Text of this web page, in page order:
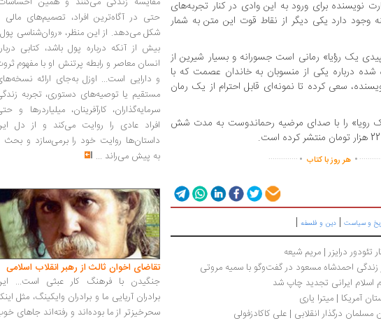
نویسنده برای ورود به این وادی در کنار تجربه‌های
وجود دارد یکی دیگر از نقاط قوت این متن به شمار
یک رؤیا» رمانی است جسورانه و بسیار شیرین از
شده درباره یکی از منسوبان به خاندان عصمت که با
سعی کرده تا نمونه‌ای قابل احترام از یک رمان
را با صدای مرضیه رحماندوست به مدت شش
.هر روز با کتاب .
..............
و سیاست | دین و فلسفه |
تئودور درایزر | مریم شیعه
زندگی احمدشاه مسعود در گفت‌وگو با سمیه مروتی
ایرانی تجدید چاپ شد
آمریکا | میترا یاری
در‌گذار انقلابی | علی کاکادزفولی
حتی در آگاه‌ترین افراد، تصمیم‌های مالی
شکل می‌دهد. از این منظر، «روان‌شناسی
بیش از آنکه درباره پول باشد، کتابی
انسان معاصر و رابطه پرتنش او با مفهوم
و دارایی است... اوزل به‌جای ارائه
مستقیم یا توصیه‌های دستوری، تجربه
سرمایه‌گذاران، کارآفرینان، میلیاردرها و
افراد عادی را روایت می‌کند و از دل
داستان‌ها روایت خود را برمی‌سازد و بحث
به پیش می‌راند ...
تقاضای اخوان ثالث از رهبر انقلاب اسلامی
جنگیدن با فرهنگ کار عبثی است...
برادران آریایی ما و برادران وایکینگ، مثل
سحرخیزتر از ما بوده‌اند و رفته‌اند جاهای